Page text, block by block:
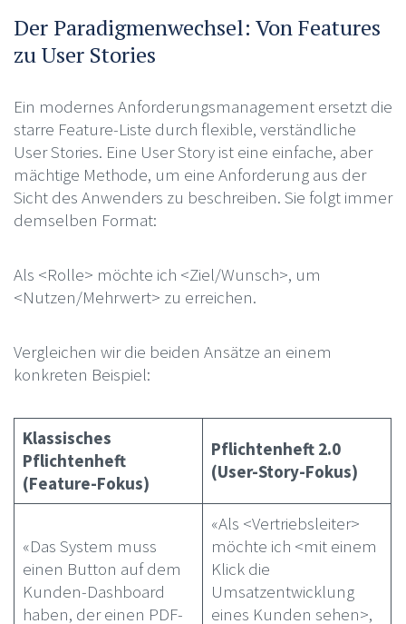
Der Paradigmenwechsel: Von Features
zu User Stories
Ein modernes Anforderungsmanagement ersetzt die
starre Feature-Liste durch flexible, verständliche
User Stories. Eine User Story ist eine einfache, aber
mächtige Methode, um eine Anforderung aus der
Sicht des Anwenders zu beschreiben. Sie folgt immer
demselben Format:
Als <Rolle> möchte ich <Ziel/Wunsch>, um
<Nutzen/Mehrwert> zu erreichen.
Vergleichen wir die beiden Ansätze an einem
konkreten Beispiel:
Klassisches
Pflichtenheft
(Feature-Fokus)
Pflichtenheft 2.0
(User-Story-Fokus)
«Das System muss
einen Button auf dem
Kunden-Dashboard
haben, der einen PDF-
«Als <Vertriebsleiter>
möchte ich <mit einem
Klick die
Umsatzentwicklung
eines Kunden sehen>,